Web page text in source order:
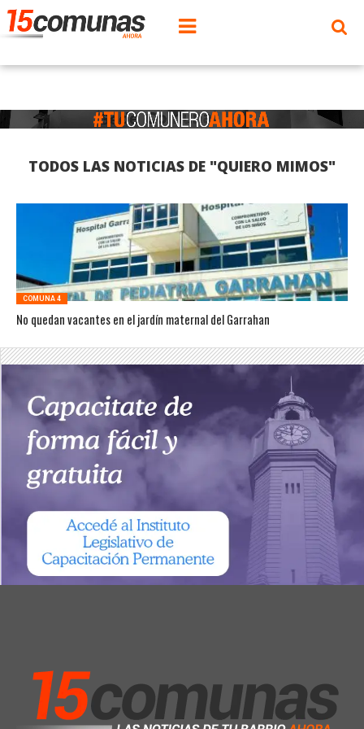
TODOS LAS NOTICIAS DE "QUIERO MIMOS"
COMUNA 4
No quedan vacantes en el jardín maternal del Garrahan